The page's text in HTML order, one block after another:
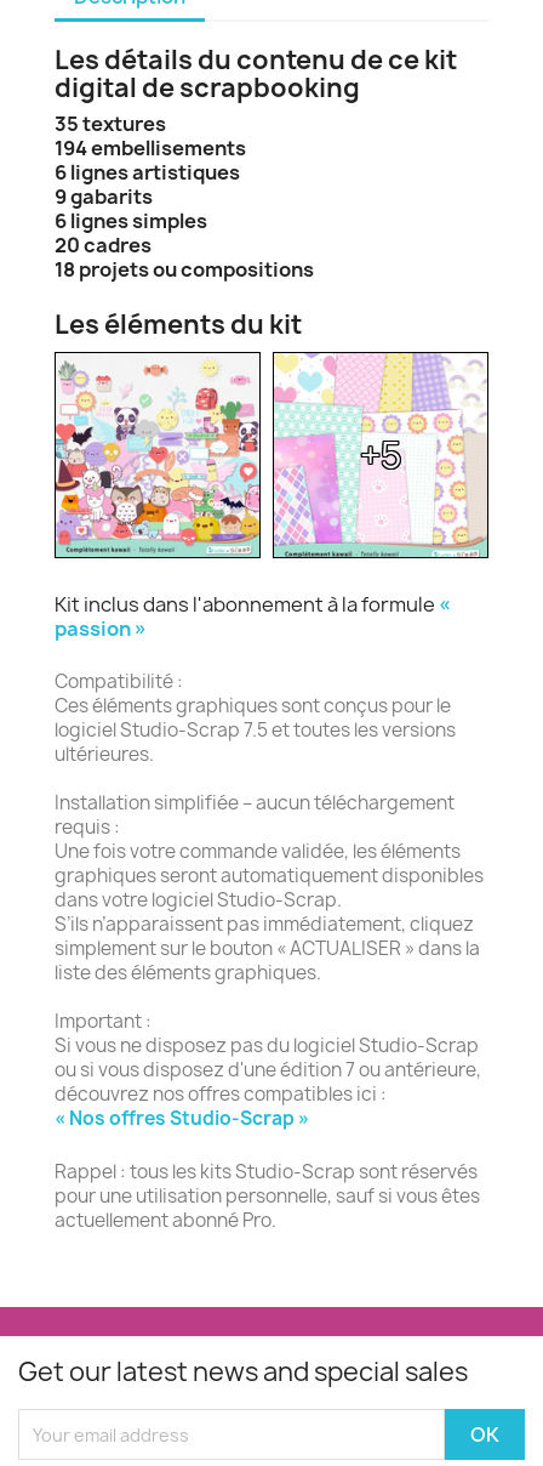
Les détails du contenu de ce kit
digital de scrapbooking
35 textures
194 embellisements
6 lignes artistiques
9 gabarits
6 lignes simples
20 cadres
18 projets ou compositions
Les éléments du kit
+5
Kit inclus dans l'abonnement à la formule «
passion »
Compatibilité :
Ces éléments graphiques sont conçus pour le
logiciel Studio-Scrap 7.5 et toutes les versions
ultérieures.
Installation simplifiée – aucun téléchargement
requis :
Une fois votre commande validée, les éléments
graphiques seront automatiquement disponibles
dans votre logiciel Studio-Scrap.
S’ils n’apparaissent pas immédiatement, cliquez
simplement sur le bouton « ACTUALISER » dans la
liste des éléments graphiques.
Important :
Si vous ne disposez pas du logiciel Studio-Scrap
ou si vous disposez d'une édition 7 ou antérieure,
découvrez nos offres compatibles ici :
« Nos offres Studio-Scrap »
Rappel : tous les kits Studio-Scrap sont réservés
pour une utilisation personnelle, sauf si vous êtes
actuellement abonné Pro.
Get our latest news and special sales